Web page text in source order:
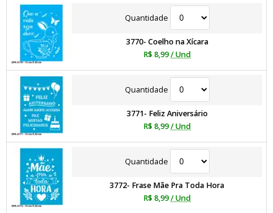
Quantidade
3770- Coelho na Xícara
R$ 8,99/ Und
Quantidade
3771- Feliz Aniversário
R$ 8,99/ Und
Quantidade
3772- Frase Mãe Pra Toda Hora
R$ 8,99/ Und